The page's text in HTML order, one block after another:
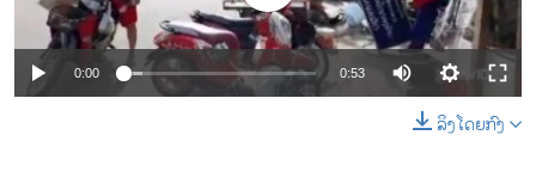
0:00 0:53
ລິງໂດຍກົງ